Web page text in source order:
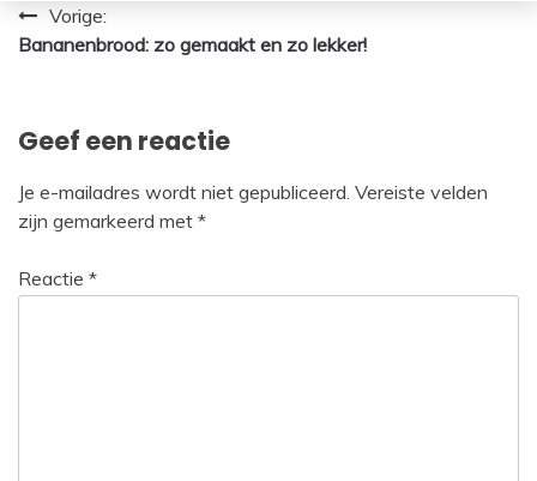
Bericht
navigatie
Vorige:
Bananenbrood: zo gemaakt en zo lekker!
Geef een reactie
Je e-mailadres wordt niet gepubliceerd. Vereiste velden
zijn gemarkeerd met *
Reactie *